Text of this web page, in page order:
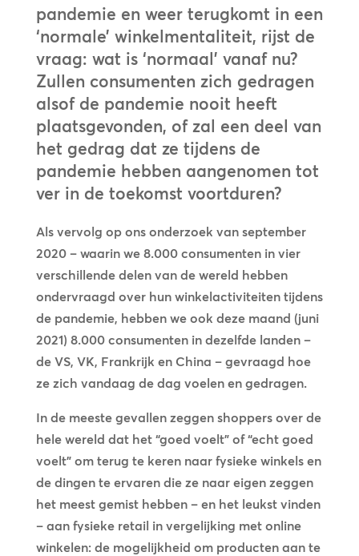
pandemie en weer terugkomt in een
‘normale’ winkelmentaliteit, rijst de
vraag: wat is ‘normaal’ vanaf nu?
Zullen consumenten zich gedragen
alsof de pandemie nooit heeft
plaatsgevonden, of zal een deel van
het gedrag dat ze tijdens de
pandemie hebben aangenomen tot
ver in de toekomst voortduren?
Als vervolg op ons onderzoek van september
2020 – waarin we 8.000 consumenten in vier
verschillende delen van de wereld hebben
ondervraagd over hun winkelactiviteiten tijdens
de pandemie, hebben we ook deze maand (juni
2021) 8.000 consumenten in dezelfde landen –
de VS, VK, Frankrijk en China – gevraagd hoe
ze zich vandaag de dag voelen en gedragen.
In de meeste gevallen zeggen shoppers over de
hele wereld dat het “goed voelt” of “echt goed
voelt” om terug te keren naar fysieke winkels en
de dingen te ervaren die ze naar eigen zeggen
het meest gemist hebben – en het leukst vinden
– aan fysieke retail in vergelijking met online
winkelen: de mogelijkheid om producten aan te